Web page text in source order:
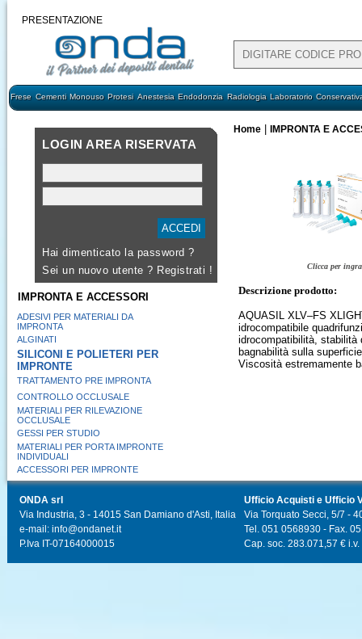
PRESENTAZIONE
Frese Cementi Monouso Protesi Anestesia Endodonzia Radiologia Laboratorio
LOGIN AREA RISERVATA
Hai dimenticato la password ?
Sei un nuovo utente ? Registrati !
IMPRONTA E ACCESSORI
ADESIVI PER MATERIALI DA
IMPRONTA
ALGINATI
SILICONI E POLIETERI PER
IMPRONTE
TRATTAMENTO PRE IMPRONTA
CONTROLLO OCCLUSALE
MATERIALI PER RILEVAZIONE
OCCLUSALE
GESSI PER STUDIO
MATERIALI PER PORTA IMPRONTE
INDIVIDUALI
ACCESSORI PER IMPRONTE
Home IMPRONTA E
Clicca per
Descrizione prodotto:
AQUASIL XLV–FS
idrocompatibile
idrocompatibilità, stabilità
bagnabilità sulla
Viscosità estremamente
ONDA srl
Via Industria, 3 - 14015 San Damiano d'Asti, Italia
e-mail: info@ondanet.it
P.Iva IT-07164000015
Ufficio Acquisti e Ufficio
Via Torquato Secci, 5/7 -
Tel. 051 0568930 - Fax.
Cap. soc. 283.071,57 € i.v.